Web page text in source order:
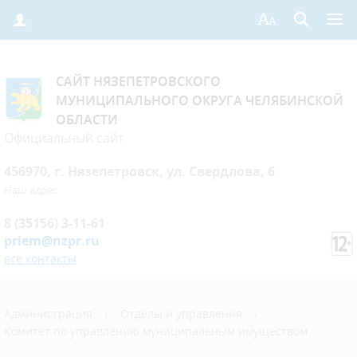
САЙТ НЯЗЕПЕТРОВСКОГО
МУНИЦИПАЛЬНОГО ОКРУГА ЧЕЛЯБИНСКОЙ
ОБЛАСТИ
priem@nzpr.ru
все контакты